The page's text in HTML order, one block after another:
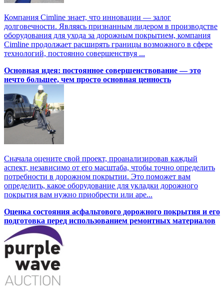
Компания Cimline знает, что инновации — залог
долговечности. Являясь признанным лидером в производстве
оборудования для ухода за дорожным покрытием, компания
Cimline продолжает расширять границы возможного в сфере
технологий, постоянно совершенствуя ...
Основная идея: постоянное совершенствование — это
нечто большее, чем просто основная ценность
Сначала оцените свой проект, проанализировав каждый
аспект, независимо от его масштаба, чтобы точно определить
потребности в дорожном покрытии. Это поможет вам
определить, какое оборудование для укладки дорожного
покрытия вам нужно приобрести или аре...
Оценка состояния асфальтового дорожного покрытия и его
подготовка перед использованием ремонтных материалов